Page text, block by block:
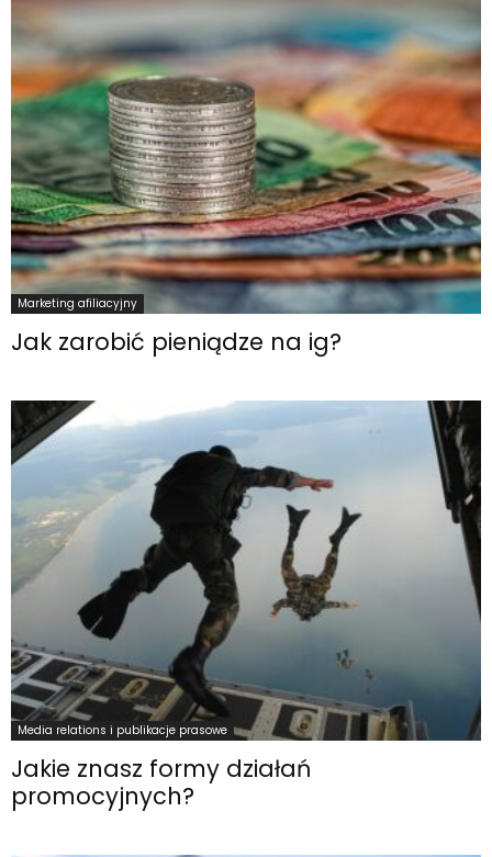
Marketing afiliacyjny
Jak zarobić pieniądze na ig?
Media relations i publikacje prasowe
Jakie znasz formy działań
promocyjnych?